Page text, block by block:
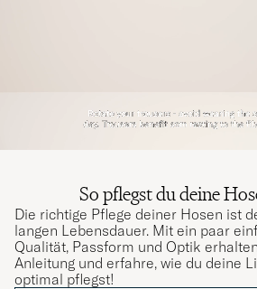
So pflegst du deine
Die richtige Pflege deiner Hosen ist
langen Lebensdauer. Mit ein paar
Qualität, Passform und Optik
Anleitung und erfahre, wie du deine
optimal pflegst!